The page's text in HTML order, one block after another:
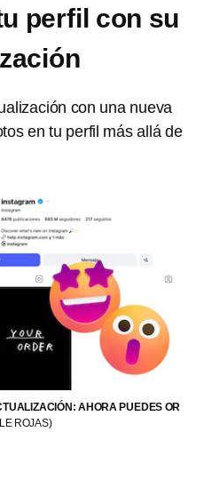
perfil con su
con una nueva
en tu perfil más allá de
AHORA PUEDES OR
ROJAS)